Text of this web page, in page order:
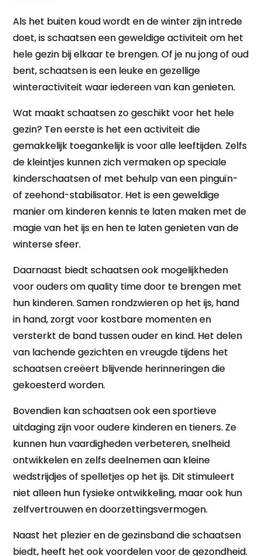
Als het buiten koud wordt en de winter zijn intrede
doet, is schaatsen een geweldige activiteit om het
hele gezin bij elkaar te brengen. Of je nu jong of oud
bent, schaatsen is een leuke en gezellige
winteractiviteit waar iedereen van kan genieten.
Wat maakt schaatsen zo geschikt voor het hele
gezin? Ten eerste is het een activiteit die
gemakkelijk toegankelijk is voor alle leeftijden. Zelfs
de kleintjes kunnen zich vermaken op speciale
kinderschaatsen of met behulp van een pinguïn-
of zeehond-stabilisator. Het is een geweldige
manier om kinderen kennis te laten maken met de
magie van het ijs en hen te laten genieten van de
winterse sfeer.
Daarnaast biedt schaatsen ook mogelijkheden
voor ouders om quality time door te brengen met
hun kinderen. Samen rondzwieren op het ijs, hand
in hand, zorgt voor kostbare momenten en
versterkt de band tussen ouder en kind. Het delen
van lachende gezichten en vreugde tijdens het
schaatsen creëert blijvende herinneringen die
gekoesterd worden.
Bovendien kan schaatsen ook een sportieve
uitdaging zijn voor oudere kinderen en tieners. Ze
kunnen hun vaardigheden verbeteren, snelheid
ontwikkelen en zelfs deelnemen aan kleine
wedstrijdjes of spelletjes op het ijs. Dit stimuleert
niet alleen hun fysieke ontwikkeling, maar ook hun
zelfvertrouwen en doorzettingsvermogen.
Naast het plezier en de gezinsband die schaatsen
biedt, heeft het ook voordelen voor de gezondheid.